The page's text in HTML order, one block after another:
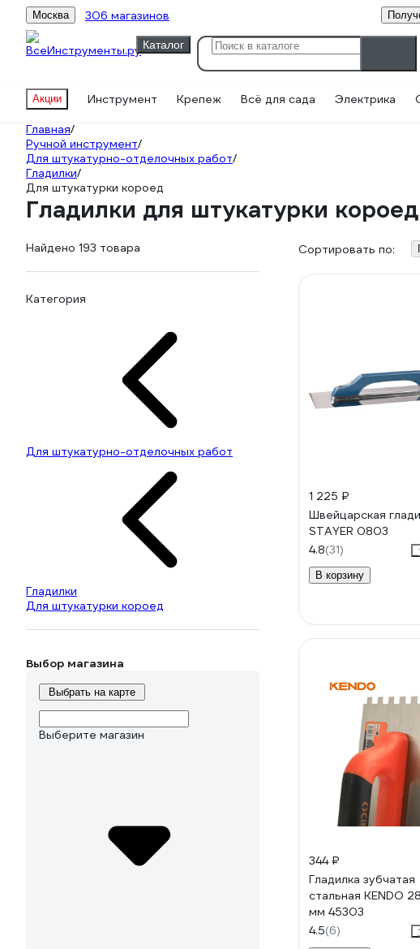
Москва 306 магазинов
Каталог
Акции Инструмент Крепеж Всё для сада Электрика
Главная/
Ручной инструмент/
Для штукатурно-отделочных работ/
Гладилки/
Для штукатурки короед
Гладилки для штукатурки короед
Найдено 193 товара
Категория
Для штукатурно-отделочных работ
Гладилки
Для штукатурки короед
Выбор магазина
Выбрать на карте
Выберите магазин
Сортировать по:
1 225 ₽
Швейцарская
STAYER 0803
4.8(31)
В корзину
344 ₽
Гладилка зубчатая
стальная KENDO
мм 45303
4.5(6)